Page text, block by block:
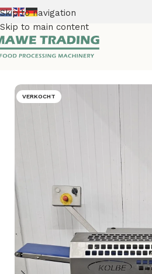
Skip to navigation
Skip to main content
Home
VERKOCHT